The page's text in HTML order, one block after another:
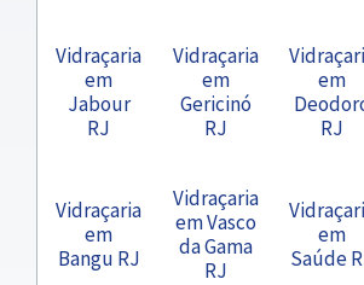
Vidraçaria
em
Jabour
RJ
Vidraçaria
em
Gericinó
RJ
em
RJ
Vidraçaria
em
Bangu RJ
Vidraçaria
em Vasco
da Gama
RJ
em
Saúde